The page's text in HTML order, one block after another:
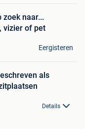
zoek naar...
vizier of pet
Eergisteren
als
Details